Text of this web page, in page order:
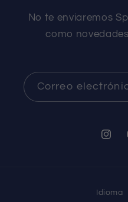
No te enviaremos
como
Correo
Idioma